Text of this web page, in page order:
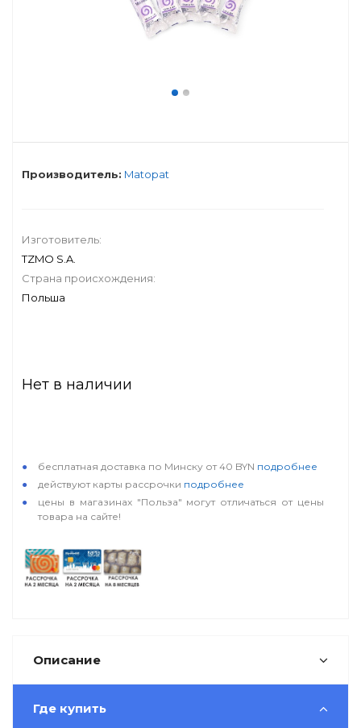
Производитель: Matopat
Изготовитель:
TZMO S.A.
Страна происхождения:
Польша
Нет в наличии
бесплатная доставка по Минску от 40 BYN подробнее
действуют карты рассрочки подробнее
цены в магазинах "Польза" могут отличаться от цены
товара на сайте!
Описание
Где купить